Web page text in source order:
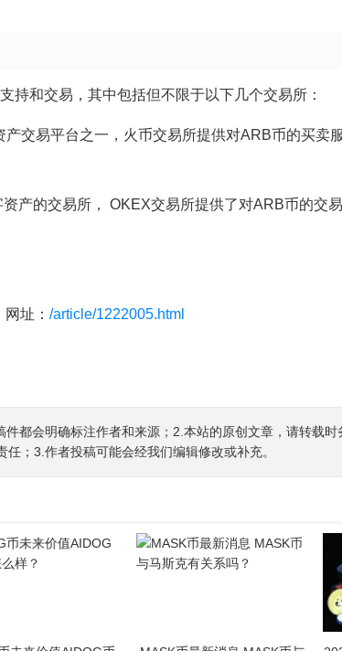
持和交易，其中包括但不限于以下几个交易所：
交易平台之一，火币交易所提供对ARB币的买卖
产的交易所， OKEX交易所提供了对ARB币的交
址： /article/1222005.html
都会明确标注作者和来源；2.本站的原创文章，请转载
；3.作者投稿可能会经我们编辑修改或补充。